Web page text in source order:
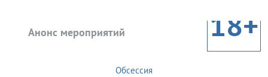
Анонс мероприятий 18+
Обсессия